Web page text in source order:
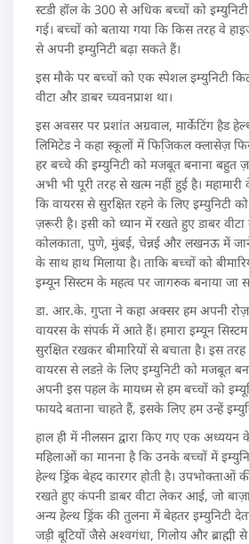
स्टडी हॉल के 300 से अधिक बच्चों को
गई। बच्चों को बताया गया कि किस तरह वे
से अपनी इम्युनिटी बढ़ा सकते हैं।
इस मौके पर बच्चों को एक स्पेशल इम्युनिटी
वीटा और डाबर च्यवनप्राश था।
इस अवसर पर प्रशांत अग्रवाल, मार्केटिंग हैड
लिमिटेड ने कहा स्कूलों में फिजि़कल क्लासेज़
हर बच्चे की इम्युनिटी को मजबूत बनाना बहुत
अभी भी पूरी तरह से खत्म नहीं हुई है। महामारी
कि वायरस से सुरक्षित रहने के लिए इम्युनिटी
ज़रूरी है। इसी को ध्यान में रखते हुए डाबर
कोलकाता, पुणे, मुंबई, चेन्नई और लखनऊ में
के साथ हाथ मिलाया है। ताकि बच्चों को
इम्यून सिस्टम के महत्व पर जागरुक बनाया जा
डा. आर.के. गुप्ता ने कहा अक्सर हम अपनी
वायरस के संपर्क में आते हैं। हमारा इम्यून
सुरक्षित रखकर बीमारियों से बचाता है। इस तरह
वायरस से लडऩे के लिए इम्युनिटी को मजबूत
अपनी इस पहल के मायध्म से हम बच्चों को
फायदे बताना चाहते हैं, इसके लिए हम उन्हें
हाल ही में नीलसन द्वारा किए गए एक अध्ययन
महिलाओं का मानना है कि उनके बच्चों में
हेल्थ ड्रिंक बेहद कारगर होती है। उपभोक्ताओं
रखते हुए कंपनी डाबर वीटा लेकर आई, जो
अन्य हेल्थ ड्रिंक की तुलना में बेहतर इम्युनिटी
जड़ी बूटियों जैसे अश्वगंधा, गिलोय और ब्राह्मी